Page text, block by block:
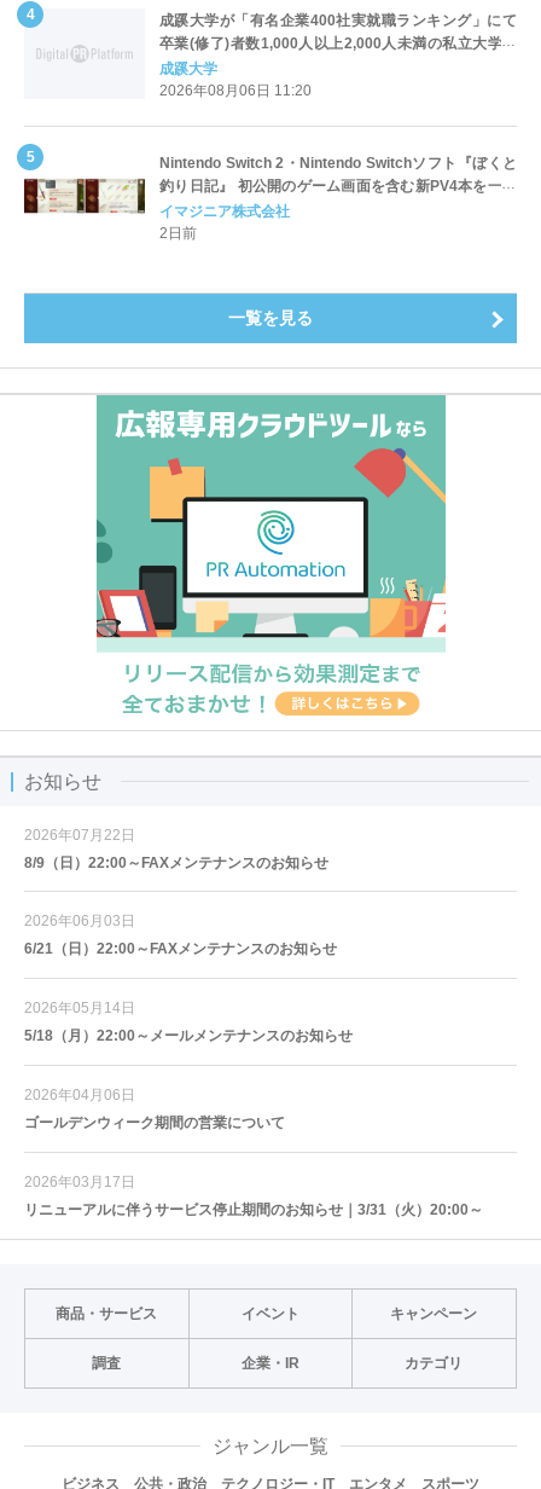
成蹊大学が「有名企業400社実就職ランキング」にて
卒業(修了)者数1,000人以上2,000人未満の私立大学で
全国第1位を獲得！～実就職率は26.5%（前年比＋
4.3pt）に伸長、東京の私立大学でも10位にランクイン
成蹊大学
2026年08月06日 11:20
Nintendo Switch 2・Nintendo Switchソフト『ぼくと
釣り日記』 初公開のゲーム画面を含む新PV4本を一挙
公開！
イマジニア株式会社
2日前
一覧を見る
お知らせ
2026年07月22日
8/9（日）22:00～FAXメンテナンスのお知らせ
2026年06月03日
6/21（日）22:00～FAXメンテナンスのお知らせ
2026年05月14日
5/18（月）22:00～メールメンテナンスのお知らせ
2026年04月06日
ゴールデンウィーク期間の営業について
2026年03月17日
リニューアルに伴うサービス停止期間のお知らせ｜3/31（火）20:00～
商品・サービス イベント キャンペーン
調査 企業・IR カテゴリ
ジャンル一覧
ビジネス 公共・政治 テクノロジー・IT エンタメ スポーツ